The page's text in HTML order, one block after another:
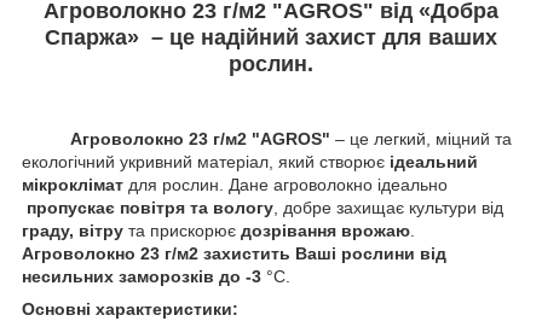
Агроволокно 23 г/м2 "AGROS" від «Добра
Спаржа» – це надійний захист для ваших
рослин.
Агроволокно 23 г/м2 "AGROS" – це легкий, міцний та
екологічний укривний матеріал, який створює ідеальний
мікроклімат для рослин. Дане агроволокно ідеально
пропускає повітря та вологу, добре захищає культури від
граду, вітру та прискорює дозрівання врожаю.
Агроволокно 23 г/м2 захистить Ваші рослини від
несильних заморозків до -3 °C.
Основні характеристики: